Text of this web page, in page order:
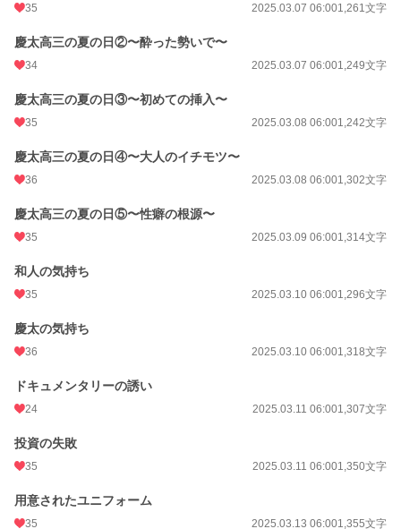
35 2025.03.07 06:001,261文字
慶太高三の夏の日②〜酔った勢いで〜
34 2025.03.07 06:001,249文字
慶太高三の夏の日③〜初めての挿入〜
35 2025.03.08 06:001,242文字
慶太高三の夏の日④〜大人のイチモツ〜
36 2025.03.08 06:001,302文字
慶太高三の夏の日⑤〜性癖の根源〜
35 2025.03.09 06:001,314文字
和人の気持ち
35 2025.03.10 06:001,296文字
慶太の気持ち
36 2025.03.10 06:001,318文字
ドキュメンタリーの誘い
24 2025.03.11 06:001,307文字
投資の失敗
35 2025.03.11 06:001,350文字
用意されたユニフォーム
35 2025.03.13 06:001,355文字